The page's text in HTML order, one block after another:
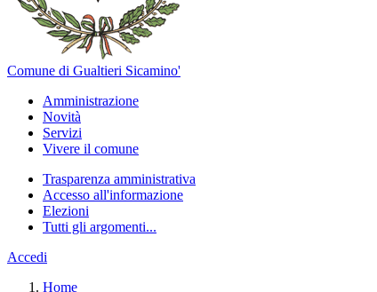
Comune di Gualtieri Sicamino'
Amministrazione
Novità
Servizi
Vivere il comune
Trasparenza amministrativa
Accesso all'informazione
Elezioni
Tutti gli argomenti...
Accedi
Home